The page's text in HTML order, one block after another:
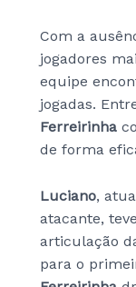
Com a
jogadores
equipe
jogadas.
Ferreirinha
de forma
Luciano,
atacante,
articulação
para o